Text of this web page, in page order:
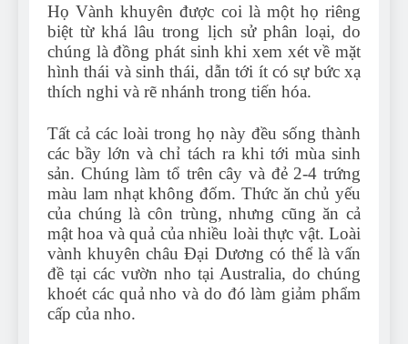
Họ Vành khuyên được coi là một họ riêng
biệt từ khá lâu trong lịch sử phân loại, do
chúng là đồng phát sinh khi xem xét về mặt
hình thái và sinh thái, dẫn tới ít có sự bức xạ
thích nghi và rẽ nhánh trong tiến hóa.
Tất cả các loài trong họ này đều sống thành
các bầy lớn và chỉ tách ra khi tới mùa sinh
sản. Chúng làm tổ trên cây và đẻ 2-4 trứng
màu lam nhạt không đốm. Thức ăn chủ yếu
của chúng là côn trùng, nhưng cũng ăn cả
mật hoa và quả của nhiều loài thực vật. Loài
vành khuyên châu Đại Dương có thể là vấn
đề tại các vườn nho tại Australia, do chúng
khoét các quả nho và do đó làm giảm phẩm
cấp của nho.